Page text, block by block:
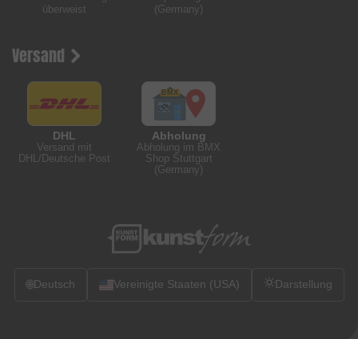
überweist
(Germany)
Versand
DHL
Versand mit
DHL/Deutsche Post
Abholung
Abholung im BMX
Shop Stuttgart
(Germany)
🌐Deutsch Vereinigte Staaten (USA) Darstellung